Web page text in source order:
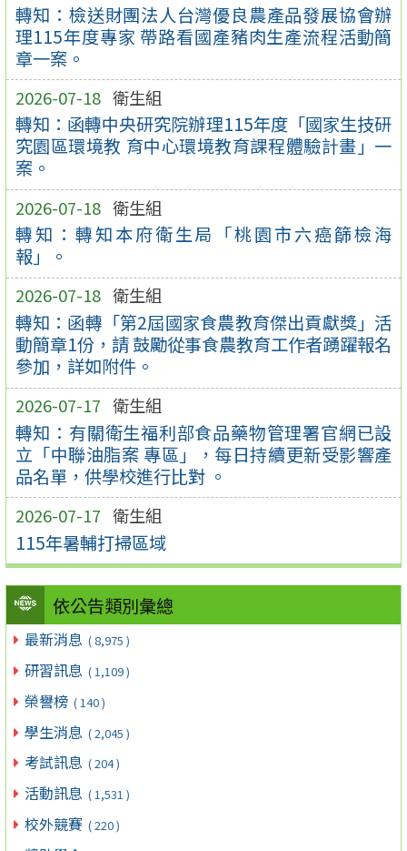
轉知：檢送財團法人台灣優良農產品發展協會辦
理115年度專家 帶路看國產豬肉生產流程活動簡
章一案。
2026-07-18 衛生組
轉知：函轉中央研究院辦理115年度「國家生技研
究園區環境教 育中心環境教育課程體驗計畫」一
案。
2026-07-18 衛生組
轉知：轉知本府衛生局「桃園市六癌篩檢海
報」。
2026-07-18 衛生組
轉知：函轉「第2屆國家食農教育傑出貢獻獎」活
動簡章1份，請 鼓勵從事食農教育工作者踴躍報名
參加，詳如附件。
2026-07-17 衛生組
轉知：有關衛生福利部食品藥物管理署官網已設
立「中聯油脂案 專區」，每日持續更新受影響產
品名單，供學校進行比對 。
2026-07-17 衛生組
115年暑輔打掃區域
依公告類別彙總
最新消息 ( 8,975 )
研習訊息 ( 1,109 )
榮譽榜 ( 140 )
學生消息 ( 2,045 )
考試訊息 ( 204 )
活動訊息 ( 1,531 )
校外競賽 ( 220 )